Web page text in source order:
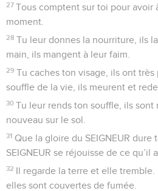
27 Tous comptent sur toi pour avoir
moment.
28 Tu leur donnes la nourriture, ils
main, ils mangent à leur faim.
29 Tu caches ton visage, ils ont
souffle de la vie, ils meurent et
30 Tu leur rends ton souffle, ils
nouveau sur le sol.
31 Que la gloire du SEIGNEUR dure
SEIGNEUR se réjouisse de ce qu’il
32 Il regarde la terre et elle tremble.
elles sont couvertes de fumée.